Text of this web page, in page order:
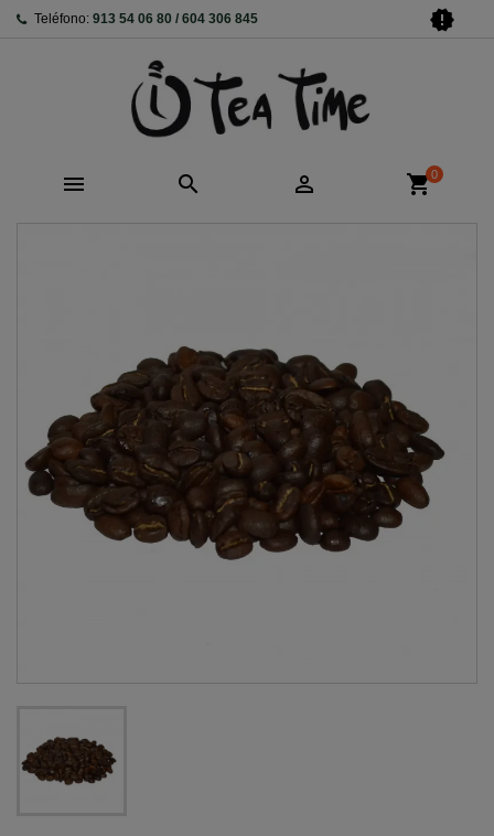
Teléfono: 913 54 06 80 / 604 306 845 new_releases
   shopping_cart0